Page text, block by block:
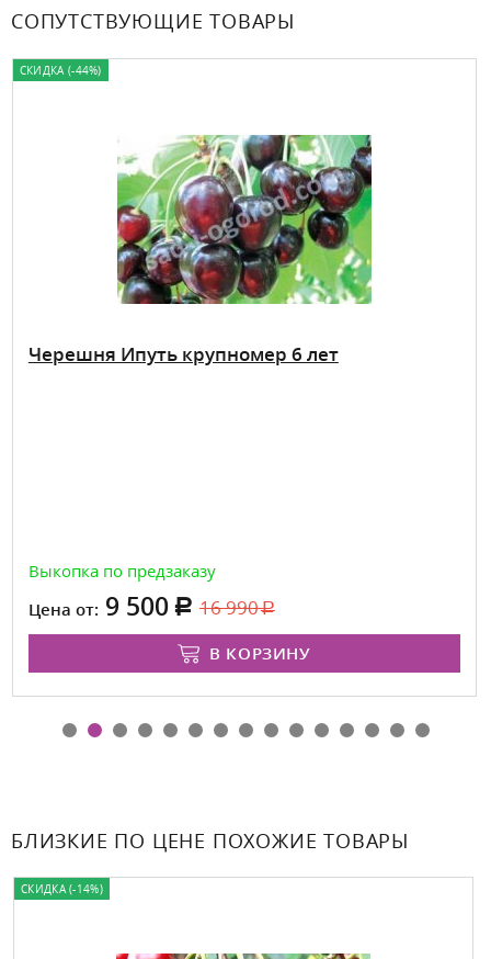
СОПУТСТВУЮЩИЕ ТОВАРЫ
СКИДКА (-44%)
Черешня Ипуть крупномер 6 лет
Выкопка по предзаказу
Цена от: 9 500 16 990
В КОРЗИНУ
БЛИЗКИЕ ПО ЦЕНЕ ПОХОЖИЕ ТОВАРЫ
СКИДКА (-14%)